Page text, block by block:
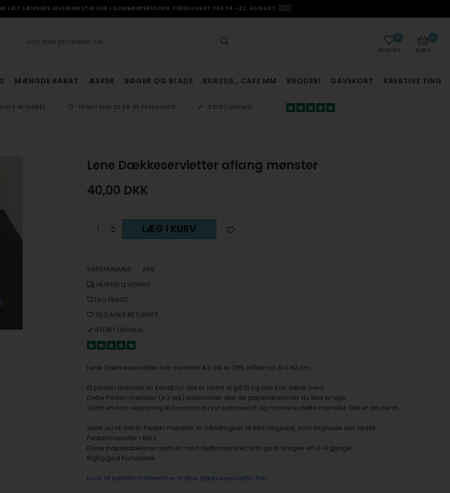
LIDT LÆNGERE LEVERINGSTID HER I SOMMERPERIODEN. FERIELUKKET FRA 14.–22. AUGUST. 🇩🇰
0
KURV
0
FAVORIT
MÆNGDE RABAT ÆSKER BØGER OG BLADE KURSUS , CAFE MM BRODERI GAVEKORT KREATIVE TING
RETURRET FRAGT KUN 39 KR TIL PAKKESHOP STORT UDVALG
Lene Dækkeservietter aflang mønster
40,00 DKK
LÆG I KURV
VARENUMMER:
296
HURTIG LEVERING
LAV FRAGT
30 DAGES RETURRET
STORT UDVALG
Lene Dækkeservietter har mønster A3 ark nr 296. Måler ca 31 x 42 cm.
Et pedari mønster er kendt for det er nemt at gå til og alle kan være med.
Dette Pedari mønster (A3 ark) indeholder alle de papskabeloner du skal bruge.
Samt en kort vejledning til hvordan du syr patchwork og montere dette mønster. Det er da nemt…..
Viste du at det er Pedari mønster er håndtegnet af Rita Høgedal, som tegnede det første
Pedari mønster i 1983.
Disse papskabeloner som er med dette mønster, kan godt bruges en 3-4 gange.
Rigtig god fornøjelse
Husk at bestille mellemfoer til dine dækkeservietter her